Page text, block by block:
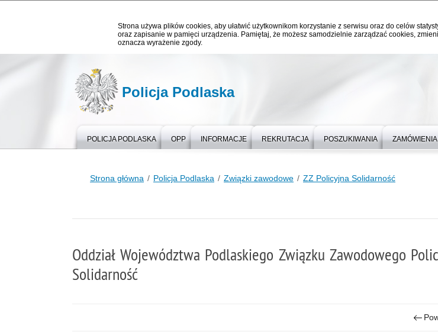
Strona używa plików cookies, aby ułatwić użytkownikom korzystanie z serwisu oraz do celów
oraz zapisanie w pamięci urządzenia. Pamiętaj, że możesz samodzielnie zarządzać cookies,
oznacza wyrażenie zgody.
Policja Podlaska
POLICJA PODLASKA OPP INFORMACJE REKRUTACJA POSZUKIWANIA
Strona główna Policja Podlaska Związki zawodowe ZZ Policyjna Solidarność
Oddział Województwa Podlaskiego Związku Zawodowego
Solidarność